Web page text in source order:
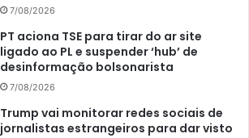
7/08/2026
PT aciona TSE para tirar do ar site
ligado ao PL e suspender ‘hub’ de
desinformação bolsonarista
7/08/2026
Trump vai monitorar redes sociais de
jornalistas estrangeiros para dar visto